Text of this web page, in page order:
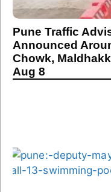
Pune Traffic
Announced
Chowk,
Aug 8